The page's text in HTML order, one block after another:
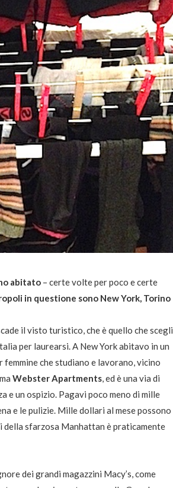
abitato– certe volte per poco e certe
in questione sono New York, Torino
il visto turistico, che è quello che scegli
per laurearsi. A New York abitavo in un
che studiano e lavorano, vicino
Webster Apartments, ed è una via di
e un ospizio. Pagavi poco meno di mille
e le pulizie. Mille dollari al mese possono
della sfarzosa Manhattan è praticamente
dei grandi magazzini Macy’s, come